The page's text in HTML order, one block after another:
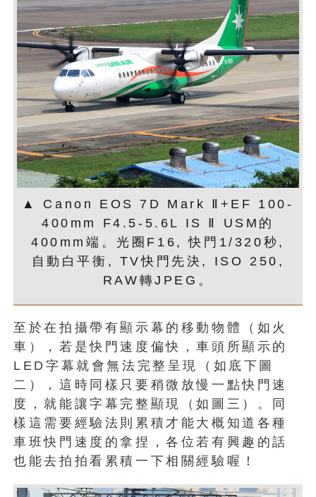
▲ Canon EOS 7D Mark Ⅱ+EF 100-
400mm F4.5-5.6L IS Ⅱ USM的
400mm端。光圈F16, 快門1/320秒,
自動白平衡, TV快門先決, ISO 250,
RAW轉JPEG。
至於在拍攝帶有顯示幕的移動物體（如火
車），若是快門速度偏快，車頭所顯示的
LED字幕就會無法完整呈現（如底下圖
二），這時同樣只要稍微放慢一點快門速
度，就能讓字幕完整顯現（如圖三）。同
樣這需要經驗法則累積才能大概知道各種
車班快門速度的拿捏，各位若有興趣的話
也能去拍拍看累積一下相關經驗喔！